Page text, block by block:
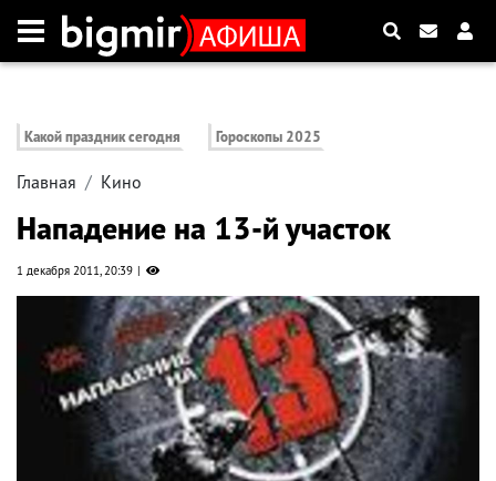
Какой праздник сегодня Гороскопы 2025
Главная Кино
Нападение на 13-й участок
1 декабря 2011, 20:39